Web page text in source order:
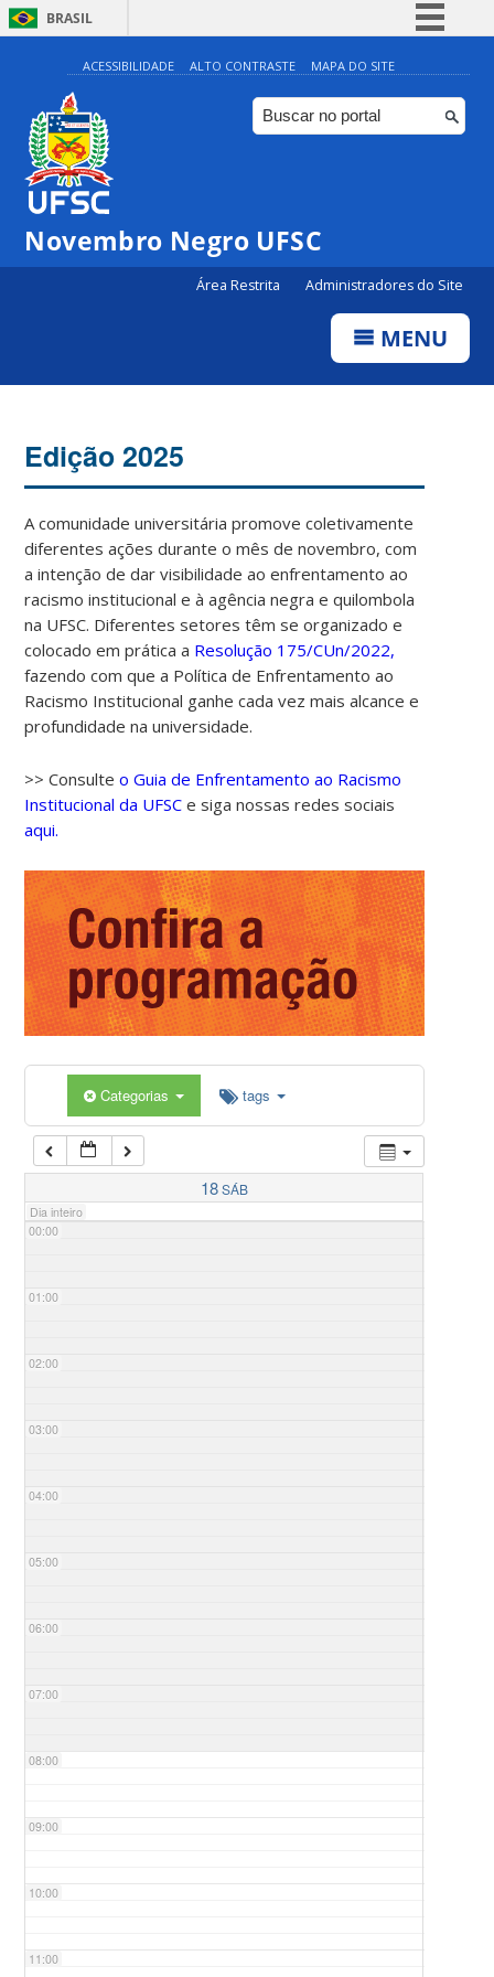
BRASIL
Simplifique!
Comunica BR
Participe
ACESSIBILIDADE ALTO CONTRASTE MAPA DO SITE
Novembro Negro UFSC
Área Restrita Administradores do Site
MENU
Edição 2025
A comunidade universitária promove coletivamente
diferentes ações durante o mês de novembro, com
a intenção de dar visibilidade ao enfrentamento ao
racismo institucional e à agência negra e quilombola
na UFSC. Diferentes setores têm se organizado e
colocado em prática a Resolução 175/CUn/2022,
fazendo com que a Política de Enfrentamento ao
Racismo Institucional ganhe cada vez mais alcance e
profundidade na universidade.
>> Consulteo Guia de Enfrentamento ao Racismo
Institucional da UFSC e siga nossas redes sociais
aqui.
Categorias tags
18SÁB
Dia inteiro
00:00
01:00
02:00
03:00
04:00
05:00
06:00
07:00
08:00
09:00
10:00
11:00